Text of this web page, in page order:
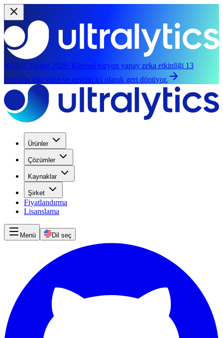
YOLO Vision 2026: Küresel vizyon yapay zeka etkinliği 13
Eylül'de yüz yüze ve çevrim içi olarak geri dönüyor.
Ürünler
Çözümler
Kaynaklar
Şirket
Fiyatlandırma
Lisanslama
Menü Dil seç